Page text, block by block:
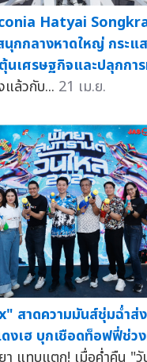
Hatyai
นุกกลางหาดใหญ่ กระแ
นเศรษฐกิจและปลุกกา
ล้วกับ... 21 เม.ย.
สาดความมันส์ชุ่มฉ่ำส่
เฮ บุกเชือดท็อฟฟี่ช่ว
า แทบแตก! เมื่อค่ำคืน "